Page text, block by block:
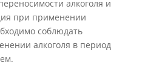
алкоголя и
при применении
соблюдать
алкоголя в период